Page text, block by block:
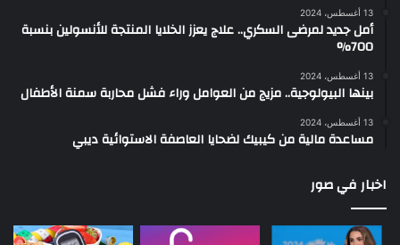
13 أغسطس، 2024
أمل جديد لمرضى السكري.. علاج يعزز الخلايا المنتجة للأنسولين بنسبة
700%
13 أغسطس، 2024
بينها البيولوجية.. مزيج من العوامل وراء فشل محاربة سمنة الأطفال
13 أغسطس، 2024
مساعدة مالية من كيبيك لضحايا العاصفة الاستوائية ديبي
اخبار في صور